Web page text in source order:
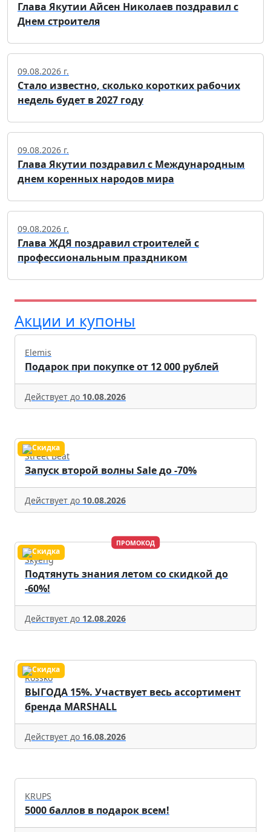
Глава Якутии Айсен Николаев поздравил с
Днем строителя
09.08.2026 г.
Стало известно, сколько коротких рабочих
недель будет в 2027 году
09.08.2026 г.
Глава Якутии поздравил с Международным
днем коренных народов мира
09.08.2026 г.
Глава ЖДЯ поздравил строителей с
профессиональным праздником
Акции и купоны
Elemis
Подарок при покупке от 12 000 рублей
Действует до 10.08.2026
Street Beat
Запуск второй волны Sale до -70%
Действует до 10.08.2026
ПРОМОКОД
Skyeng
Подтянуть знания летом со скидкой до
-60%!
Действует до 12.08.2026
Rossko
ВЫГОДА 15%. Участвует весь ассортимент
бренда MARSHALL
Действует до 16.08.2026
KRUPS
5000 баллов в подарок всем!